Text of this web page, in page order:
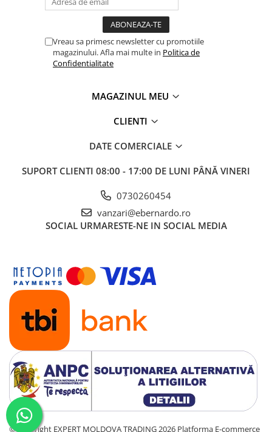
Vreau sa primesc newsletter cu promotiile
magazinului. Afla mai multe in Politica de
Confidentialitate
MAGAZINUL MEU
CLIENTI
DATE COMERCIALE
SUPORT CLIENTI 08:00 - 17:00 DE LUNI PÂNĂ VINERI
0730260454
vanzari@ebernardo.ro
SOCIAL URMARESTE-NE IN SOCIAL MEDIA
©Copyright EXPERT MOLDOVA TRADING 2026 Platforma E-commerce